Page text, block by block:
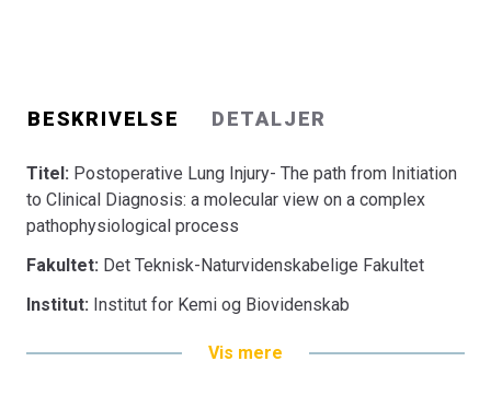
BESKRIVELSE DETALJER
Titel: Postoperative Lung Injury- The path from Initiation
to Clinical Diagnosis: a molecular view on a complex
pathophysiological process
Fakultet: Det Teknisk-Naturvidenskabelige Fakultet
Institut: Institut for Kemi og Biovidenskab
Vis mere